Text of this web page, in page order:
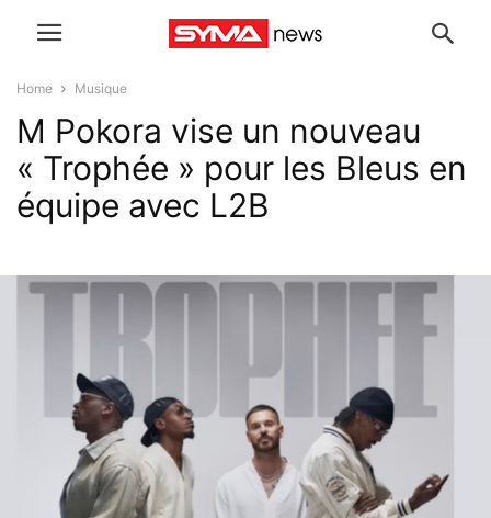
Home Musique
M Pokora vise un nouveau
« Trophée » pour les Bleus en
équipe avec L2B